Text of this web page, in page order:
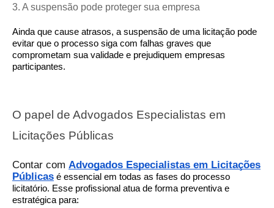
3. A suspensão pode proteger sua empresa
Ainda que cause atrasos, a suspensão de uma licitação pode
evitar que o processo siga com falhas graves que
comprometam sua validade e prejudiquem empresas
participantes.
O papel de Advogados Especialistas em
Licitações Públicas
Contar com Advogados Especialistas em Licitações
Públicas é essencial em todas as fases do processo
licitatório. Esse profissional atua de forma preventiva e
estratégica para: